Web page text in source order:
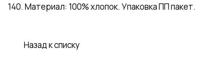
140. Материал: 100% хлопок. Упаковка ПП пакет.
Назад к списку